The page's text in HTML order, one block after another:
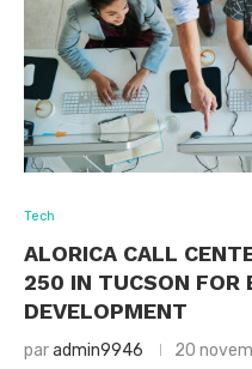
Tech
ALORICA CALL
250 IN TUCSON FOR
DEVELOPMENT
paradmin9946 20